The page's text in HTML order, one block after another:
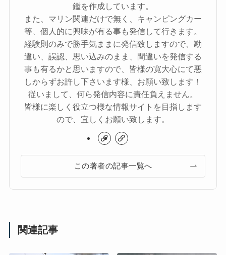
鑑を作成しています。
また、マリン関連だけで無く、キャンピングカー
等、個人的に興味が有る事も発信して行きます。
経験則のみで勝手気ままに発信致しますので、勘
違い、誤認、思い込みのまま、間違いを発信する
事も有るかと思いますので、皆様の寛大心にて悪
しからずお許し下さいます様、お願い致します！
従いまして、何ら発信内容に責任負えません。
皆様に楽しく役立つ様な情報サイトを目指します
ので、宜しくお願い致します。
この著者の記事一覧へ
関連記事